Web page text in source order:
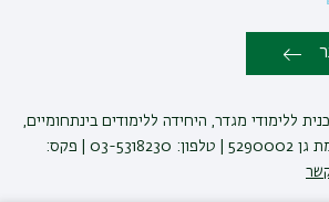
ללימודי מגדר, היחידה ללימודים בינתחומיים,
אוניברסיטת בר אילן, רמת גן 5290002 | טלפון: 03-5318230 | פקס: